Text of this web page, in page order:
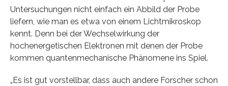
Untersuchungen nicht einfach ein Abbild der Probe
liefern, wie man es etwa von einem Lichtmikroskop
kennt. Denn bei der Wechselwirkung der
hochenergetischen Elektronen mit denen der Probe
kommen quantenmechanische Phänomene ins Spiel.
„Es ist gut vorstellbar, dass auch andere Forscher schon